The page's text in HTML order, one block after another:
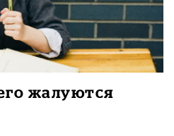
жалуются